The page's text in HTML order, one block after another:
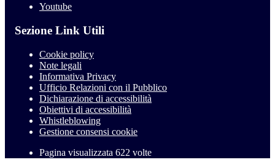
Youtube
Sezione Link Utili
Cookie policy
Note legali
Informativa Privacy
Ufficio Relazioni con il Pubblico
Dichiarazione di accessibilità
Obiettivi di accessibilità
Whistleblowing
Gestione consensi cookie
Pagina visualizzata 622 volte